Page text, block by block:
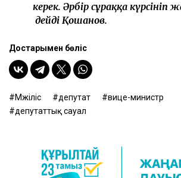
керек. Әрбір сұраққа күрсініп
дейді Қошанов.
Достарыңмен бөліс
Мәжіліс депутат
вице-министр
депутаттық сауал